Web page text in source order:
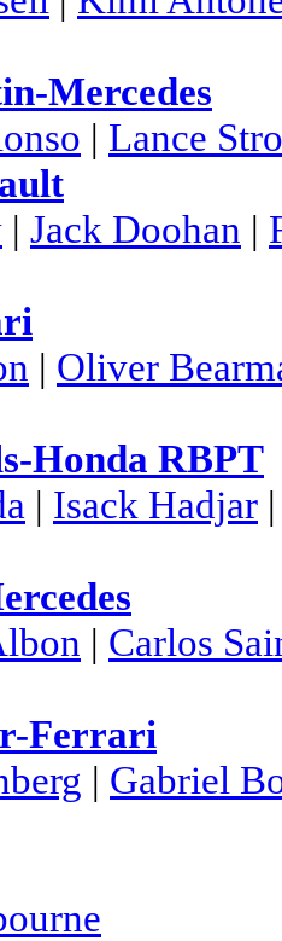
Mercedes
| Lance
| Jack Doohan |
| Oliver
Honda RBPT
| Isack Hadjar
| Carlos
Ferrari
| Gabriel